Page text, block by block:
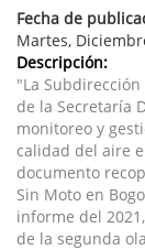
Fecha de
Martes,
Descripción:
"La Subdirección
de la Secretaría
monitoreo y
calidad del aire
documento
Sin Moto en
informe del
de la segunda